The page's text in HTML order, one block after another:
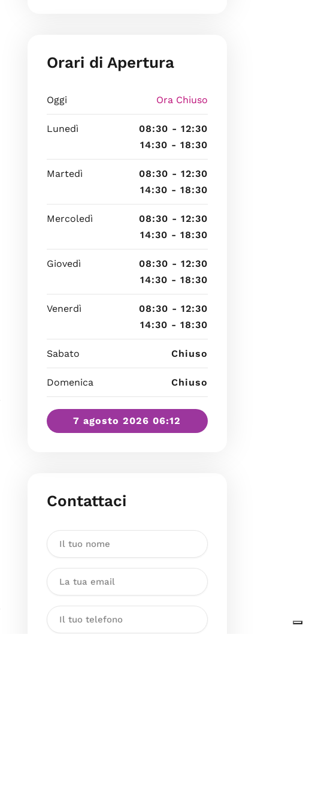
Orari di Apertura
Oggi Ora Chiuso
Lunedì
08:30 - 12:30
14:30 - 18:30
Martedì
08:30 - 12:30
14:30 - 18:30
Mercoledì
08:30 - 12:30
14:30 - 18:30
Giovedì
08:30 - 12:30
14:30 - 18:30
Venerdì
08:30 - 12:30
14:30 - 18:30
Sabato Chiuso
Domenica Chiuso
7 agosto 2026 06:12
Contattaci